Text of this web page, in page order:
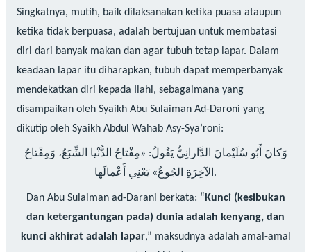
Singkatnya, mutih, baik dilaksanakan ketika puasa ataupun
ketika tidak berpuasa, adalah bertujuan untuk membatasi
diri dari banyak makan dan agar tubuh tetap lapar. Dalam
keadaan lapar itu diharapkan, tubuh dapat memperbanyak
mendekatkan diri kepada Ilahi, sebagaimana yang
disampaikan oleh Syaikh Abu Sulaiman Ad-Daroni yang
dikutip oleh Syaikh Abdul Wahab Asy-Sya’roni:
وَكانَ أَبُو سُلَيْمانَ الدَّارانِيُّ يَقُولُ: «مِفْتاحُ الدُّنْيا الشِّبَعُ، وَمِفْتاحُ
الآخِرَةِ الجُوعُ» يَعْنِي أَعْمالَها.
Dan Abu Sulaiman ad-Darani berkata: “Kunci (kesibukan
dan ketergantungan pada) dunia adalah kenyang, dan
kunci akhirat adalah lapar,” maksudnya adalah amal-amal